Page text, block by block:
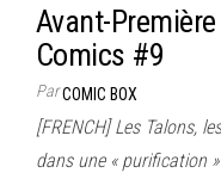
Avant-
Comics #9
ParCOMIC BOX
[FRENCH] Les Talons,
dans une « purification